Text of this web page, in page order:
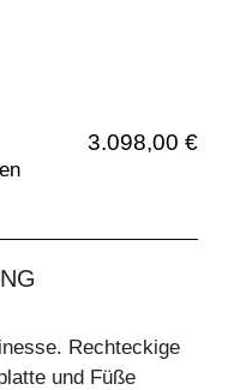
3.098,00 €
Rechteckige
und Füße